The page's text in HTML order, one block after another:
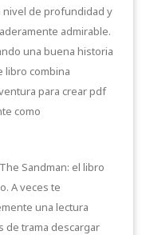
nivel de profundidad y
admirable.
una buena historia
libro combina
para crear pdf
como
Sandman: el libro
A veces te
una lectura
de trama descargar